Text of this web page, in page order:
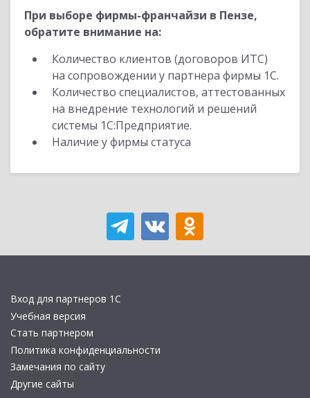
При выборе фирмы-франчайзи в Пензе,
обратите внимание на:
Количество клиентов (договоров ИТС)
на сопровождении у партнера фирмы 1С.
Количество специалистов, аттестованных
на внедрение технологий и решений
системы 1С:Предприятие.
Наличие у фирмы статуса
Вход для партнеров 1С
Учебная версия
Стать партнером
Политика конфиденциальности
Замечания по сайту
Другие сайты